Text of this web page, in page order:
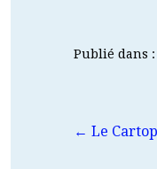
Publié dans :
← Le